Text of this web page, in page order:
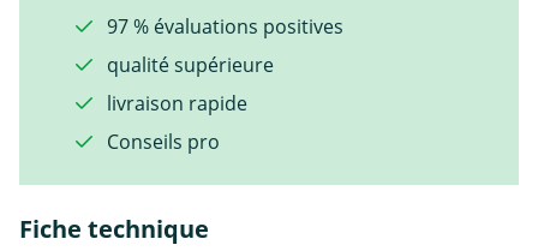
97 % évaluations positives
qualité supérieure
livraison rapide
Conseils pro
Fiche technique